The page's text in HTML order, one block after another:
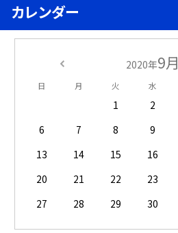
カレンダー
2020年9月
日 月 火 水
1 2
6
7 8 9
13
14 15 16
20
21 22 23
27
28 29 30